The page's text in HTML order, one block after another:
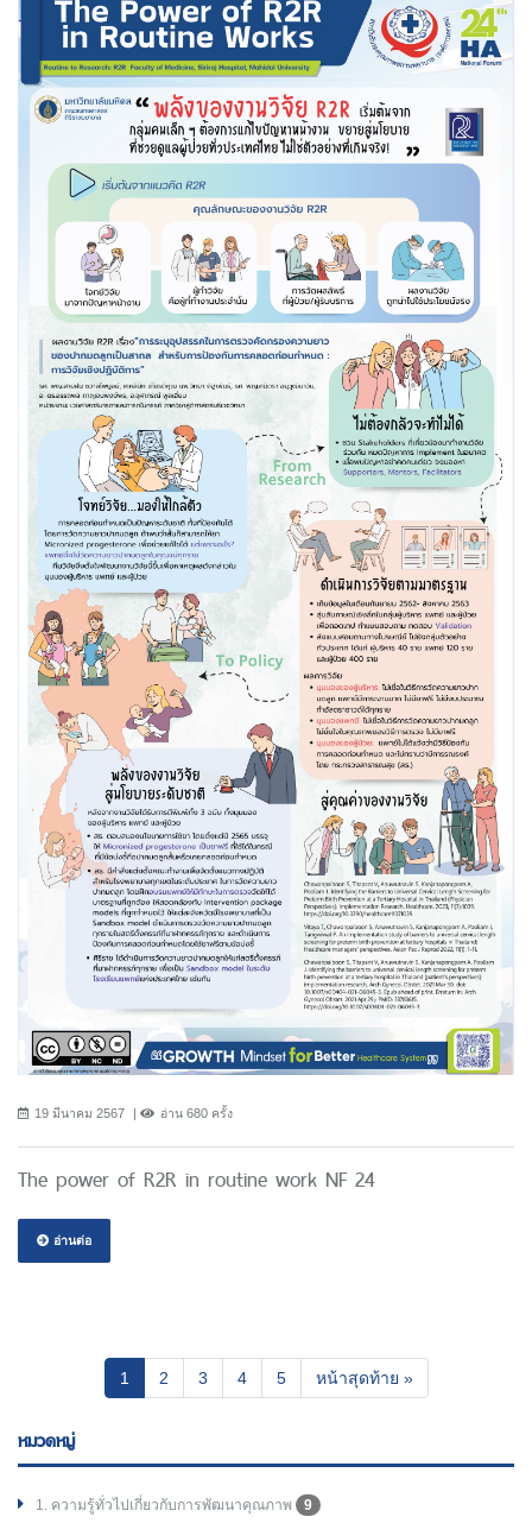
19 มีนาคม 2567 อ่าน 680 ครั้ง
The power of R2R in routine work NF 24
อ่านต่อ
1 (current)
2 3 4 5 หน้าสุดท้าย »
หมวดหมู่
1. ความรู้ทั่วไปเกี่ยวกับการพัฒนาคุณภาพ 9